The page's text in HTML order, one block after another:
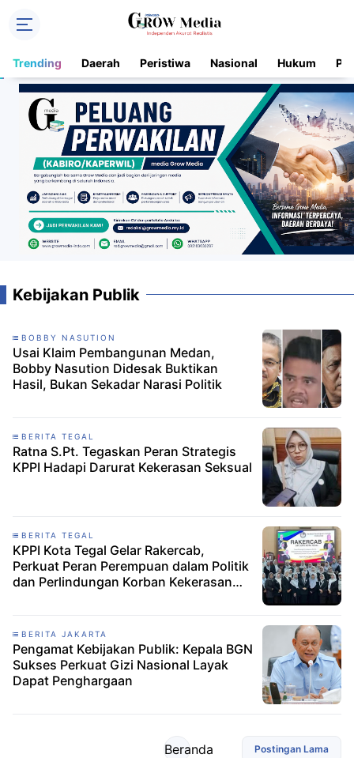
Trending Daerah Peristiwa Nasional Hukum
Kebijakan Publik
BOBBY NASUTION
Usai Klaim Pembangunan Medan,
Bobby Nasution Didesak Buktikan
Hasil, Bukan Sekadar Narasi Politik
BERITA TEGAL
Ratna S.Pt. Tegaskan Peran Strategis
KPPI Hadapi Darurat Kekerasan Seksual
BERITA TEGAL
KPPI Kota Tegal Gelar Rakercab,
Perkuat Peran Perempuan dalam Politik
dan Perlindungan Korban Kekerasan
BERITA JAKARTA
Pengamat Kebijakan Publik: Kepala BGN
Sukses Perkuat Gizi Nasional Layak
Dapat Penghargaan
Postingan Lama
Beranda